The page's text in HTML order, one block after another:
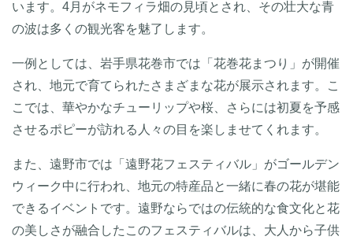
います。4月がネモフィラ畑の見頃とされ、その壮大な青
の波は多くの観光客を魅了します。
一例としては、岩手県花巻市では「花巻花まつり」が開催
され、地元で育てられたさまざまな花が展示されます。こ
こでは、華やかなチューリップや桜、さらには初夏を予感
させるポピーが訪れる人々の目を楽しませてくれます。
また、遠野市では「遠野花フェスティバル」がゴールデン
ウィーク中に行われ、地元の特産品と一緒に春の花が堪能
できるイベントです。遠野ならではの伝統的な食文化と花
の美しさが融合したこのフェスティバルは、大人から子供